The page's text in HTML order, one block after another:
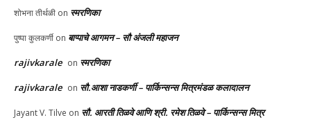
शोभना तीर्थळी on स्मरणिका
पुष्पा कुलकर्णी on बाप्पाचे आगमन – सौ अंजली महाजन
rajivkarale on स्मरणिका
rajivkarale on सौ.आशा नाडकर्णी – पार्किन्सन्स मित्रमंडळ कलादालन
Jayant V. Tilve on सौ. आरती तिळवे आणि श्री. रमेश तिळवे – पार्किन्सन्स मित्र